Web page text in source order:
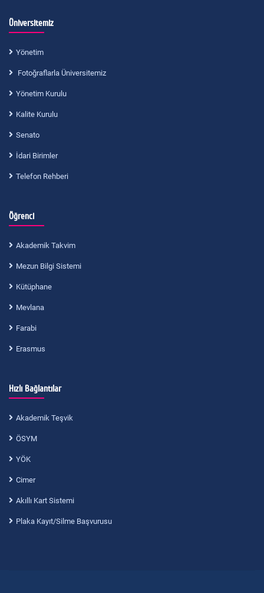
Üniversitemiz
Yönetim
Fotoğraflarla Üniversitemiz
Yönetim Kurulu
Kalite Kurulu
Senato
İdari Birimler
Telefon Rehberi
Öğrenci
Akademik Takvim
Mezun Bilgi Sistemi
Kütüphane
Mevlana
Farabi
Erasmus
Hızlı Bağlantılar
Akademik Teşvik
ÖSYM
YÖK
Cimer
Akıllı Kart Sistemi
Plaka Kayıt/Silme Başvurusu